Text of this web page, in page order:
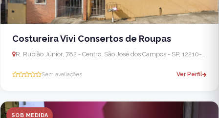
Costureira Vivi Consertos de Roupas
R. Rubião Júnior, 782 - Centro, São José dos Campos - SP, 12210-180, Brasil
Sem avaliações Ver Perfil
SOB MEDIDA